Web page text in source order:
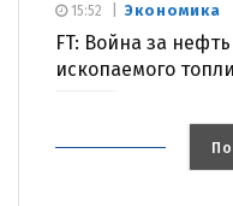
Экономика
FT: Война за
ископаемого
15:52